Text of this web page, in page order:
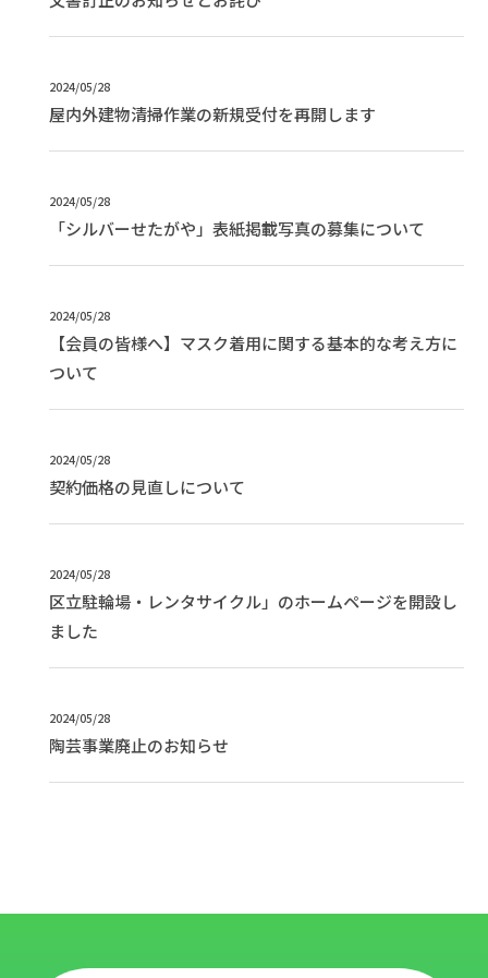
2024/05/28
屋内外建物清掃作業の新規受付を再開します
2024/05/28
「シルバーせたがや」表紙掲載写真の募集について
2024/05/28
【会員の皆様へ】マスク着用に関する基本的な考え方に
ついて
2024/05/28
契約価格の見直しについて
2024/05/28
区立駐輪場・レンタサイクル」のホームページを開設し
ました
2024/05/28
陶芸事業廃止のお知らせ